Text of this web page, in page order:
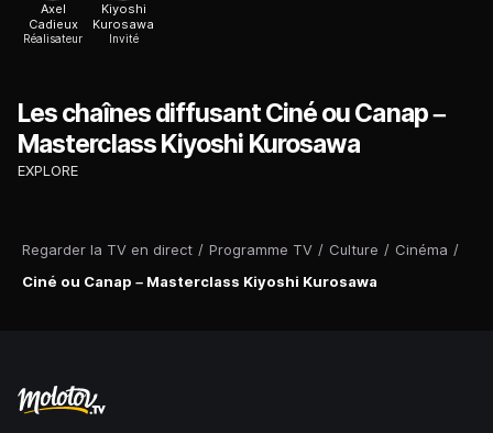
Regarder la TV en direct / Programme TV / Culture / Cinéma /
Ciné ou Canap – Masterclass Kiyoshi Kurosawa
Axel
Cadieux
Réalisateur
Kiyoshi
Kurosawa
Invité
Les chaînes diffusant Ciné ou Canap –
Masterclass Kiyoshi Kurosawa
EXPLORE